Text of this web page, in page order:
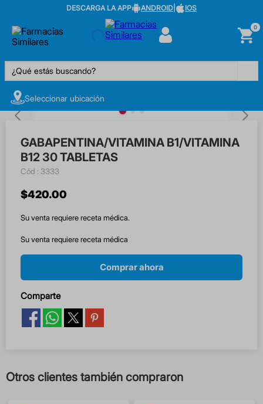
DESCARGA LA APP ANDROID IOS
0
¿Qué estás buscando?
Seleccionar ubicación
GABAPENTINA/VITAMINA B1/VITAMINA
B12 30 TABLETAS
: 3333
$420.00
Su venta requiere receta médica.
Su venta requiere receta médica
Comprar ahora
Comparte
Otros clientes también compraron